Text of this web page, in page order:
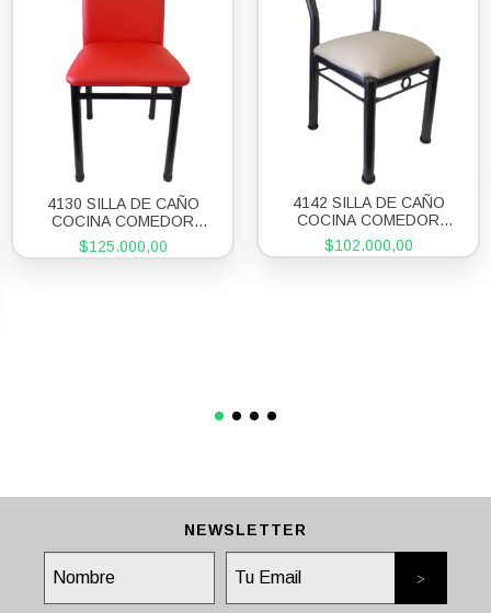
4130 SILLA DE CAÑO
COCINA COMEDOR
MODELO EVA NEW
$125.000,00
4142 SILLA DE CAÑO
COCINA COMEDOR
MODELO GRECIA
$102.000,00
NEWSLETTER